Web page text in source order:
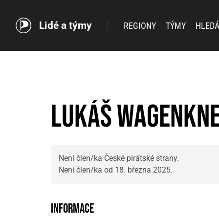
Lidé a týmy REGIONY TÝMY
Lukáš
Není člen/ka České pirátské strany.
Není člen/ka od 18. března 2025.
Informace